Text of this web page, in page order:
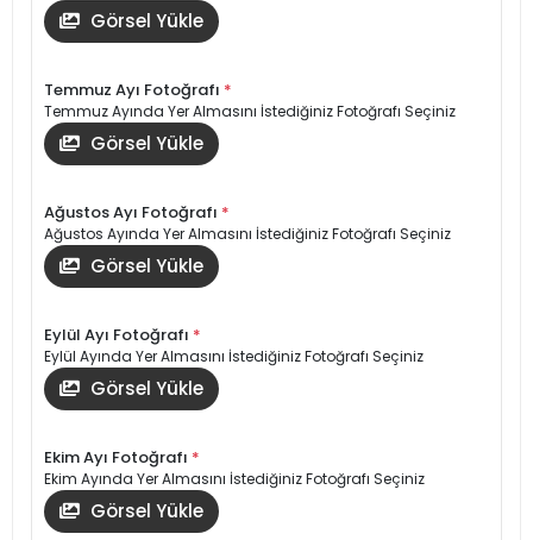
Görsel Yükle
Temmuz Ayı Fotoğrafı *
Temmuz Ayında Yer Almasını İstediğiniz Fotoğrafı Seçiniz
Görsel Yükle
Ağustos Ayı Fotoğrafı *
Ağustos Ayında Yer Almasını İstediğiniz Fotoğrafı Seçiniz
Görsel Yükle
Eylül Ayı Fotoğrafı *
Eylül Ayında Yer Almasını İstediğiniz Fotoğrafı Seçiniz
Görsel Yükle
Ekim Ayı Fotoğrafı *
Ekim Ayında Yer Almasını İstediğiniz Fotoğrafı Seçiniz
Görsel Yükle